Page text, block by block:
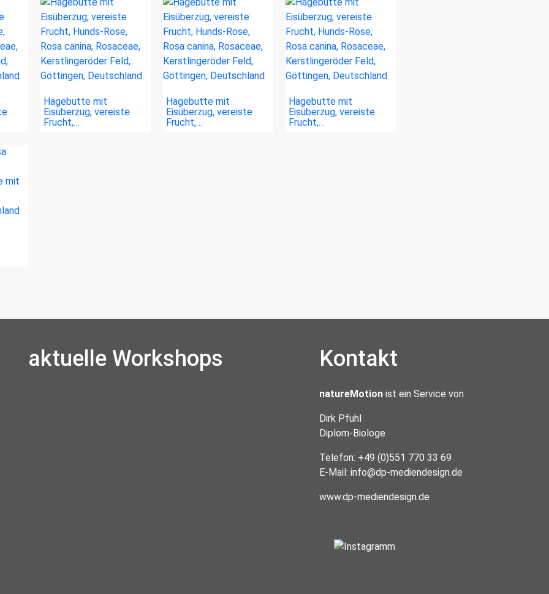
Hagebutte mit
Eisüberzug, vereiste
Frucht,…
Hagebutte mit
Eisüberzug, vereiste
Frucht,…
Hagebutte mit
Eisüberzug, vereiste
Frucht,…
aktuelle Workshops Kontakt
natureMotion ist ein Service von
Dirk Pfuhl
Diplom-Biologe
Telefon: +49 (0)551 770 33 69
E-Mail: info@dp-mediendesign.de
www.dp-mediendesign.de